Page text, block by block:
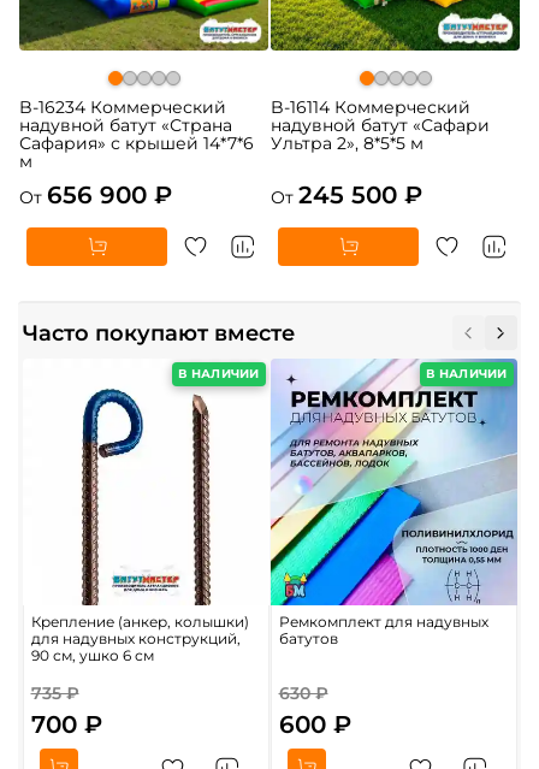
B-16234 Коммерческий
надувной батут «Страна
Сафария» с крышей 14*7*6
м
От 656 900 ₽
B-16114 Коммерческий
надувной батут «Сафари
Ультра 2», 8*5*5 м
От 245 500 ₽
Часто покупают вместе
В НАЛИЧИИ
Крепление (анкер, колышки)
для надувных конструкций,
90 см, ушко 6 см
735 ₽
700 ₽
В НАЛИЧИИ
Ремкомплект для надувных
батутов
630 ₽
600 ₽